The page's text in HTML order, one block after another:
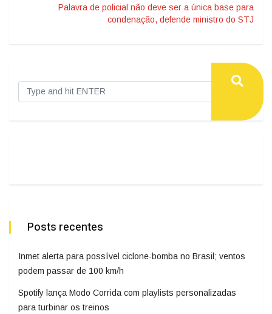
Palavra de policial não deve ser a única base para
condenação, defende ministro do STJ
Posts recentes
Inmet alerta para possível ciclone-bomba no Brasil; ventos
podem passar de 100 km/h
Spotify lança Modo Corrida com playlists personalizadas
para turbinar os treinos